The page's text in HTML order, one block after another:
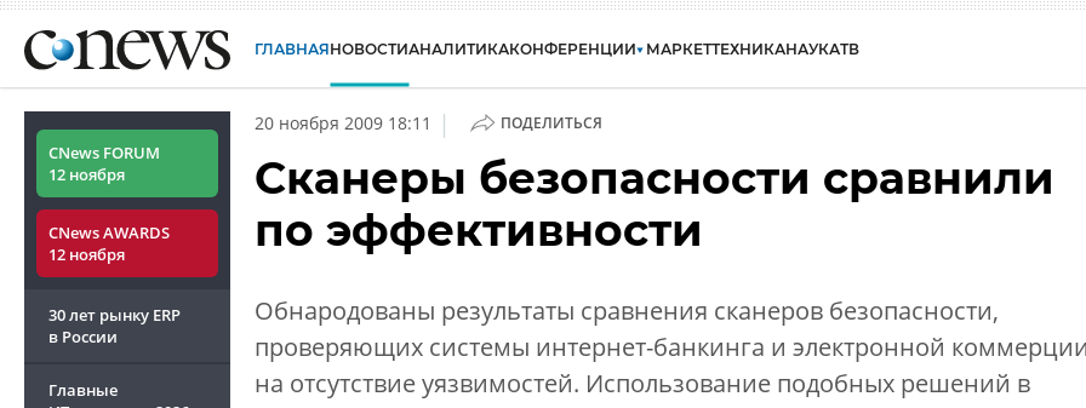
ГЛАВНАЯНОВОСТИАНАЛИТИКАКОНФЕРЕНЦИИ МАРКЕТТЕХНИКАНАУКАТВ
CNews FORUM
12 ноября
CNews AWARDS
12 ноября
30 лет рынку ERP
в России
Главные
20 ноября 2009 18:11 | ПОДЕЛИТЬСЯ
Сканеры безопасности сравнили
по эффективности
Обнародованы результаты сравнения сканеров безопасности,
проверяющих системы интернет-банкинга и электронной коммерции
на отсутствие уязвимостей. Использование подобных решений в